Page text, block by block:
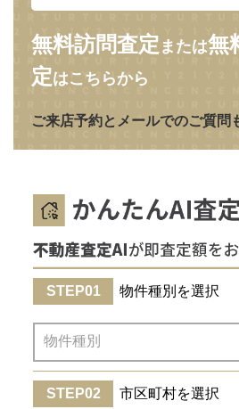
無料訪問査定 または無
定はこちらから
ご来店予約とメールでのご質問
物件種別を選択
市区町村を選択